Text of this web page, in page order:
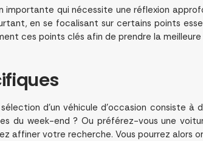
importante qui nécessite une réflexion
en se focalisant sur certains points
ces points clés afin de prendre la
d’un véhicule d’occasion consiste
du week-end ? Ou préférez-vous une
affiner votre recherche. Vous pourrez alors